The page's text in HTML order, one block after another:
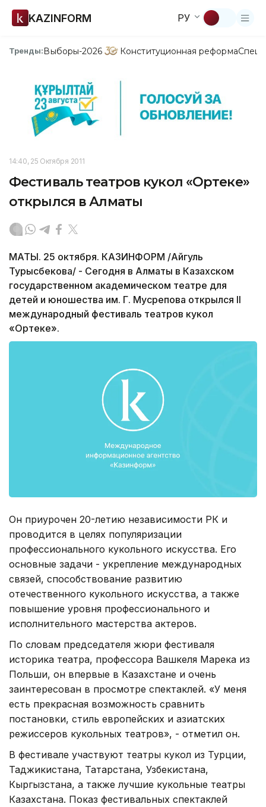
KAZINFORM РУ
Тренды:Выборы-2026 Конституционная реформа
14:40, 25 Октября 2011
Фестиваль театров кукол «Ортеке»
открылся в Алматы
МАТЫ. 25 октября. КАЗИНФОРМ /Айгуль
Турысбекова/ - Сегодня в Алматы в Казахском
государственном академическом театре для
детей и юношества им. Г. Мусрепова открылся II
международный фестиваль театров кукол
«Ортеке».
Он приурочен 20-летию независимости РК и
проводится в целях популяризации
профессионального кукольного искусства. Его
основные задачи - укрепление международных
связей, способствование развитию
отечественного кукольного искусства, а также
повышение уровня профессионального и
исполнительного мастерства актеров.
По словам председателя жюри фестиваля
историка театра, профессора Вашкеля Марека из
Польши, он впервые в Казахстане и очень
заинтересован в просмотре спектаклей. «У меня
есть прекрасная возможность сравнить
постановки, стиль европейских и азиатских
режиссеров кукольных театров», - отметил он.
В фестивале участвуют театры кукол из Турции,
Таджикистана, Татарстана, Узбекистана,
Кыргызстана, а также лучшие кукольные театры
Казахстана. Показ фестивальных спектаклей